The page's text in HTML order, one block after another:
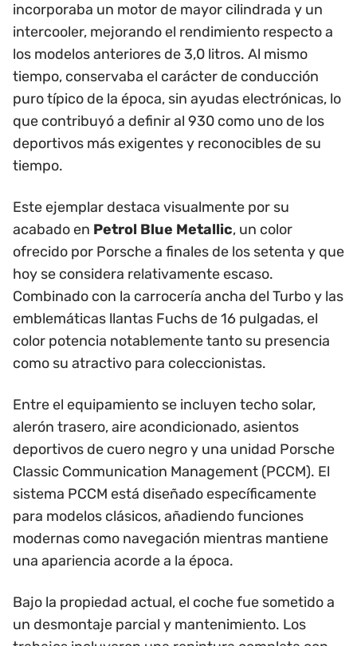
incorporaba un motor de mayor cilindrada y un
intercooler, mejorando el rendimiento respecto a
los modelos anteriores de 3,0 litros. Al mismo
tiempo, conservaba el carácter de conducción
puro típico de la época, sin ayudas electrónicas, lo
que contribuyó a definir al 930 como uno de los
deportivos más exigentes y reconocibles de su
tiempo.
Este ejemplar destaca visualmente por su
acabado en Petrol Blue Metallic, un color
ofrecido por Porsche a finales de los setenta y que
hoy se considera relativamente escaso.
Combinado con la carrocería ancha del Turbo y las
emblemáticas llantas Fuchs de 16 pulgadas, el
color potencia notablemente tanto su presencia
como su atractivo para coleccionistas.
Entre el equipamiento se incluyen techo solar,
alerón trasero, aire acondicionado, asientos
deportivos de cuero negro y una unidad Porsche
Classic Communication Management (PCCM). El
sistema PCCM está diseñado específicamente
para modelos clásicos, añadiendo funciones
modernas como navegación mientras mantiene
una apariencia acorde a la época.
Bajo la propiedad actual, el coche fue sometido a
un desmontaje parcial y mantenimiento. Los